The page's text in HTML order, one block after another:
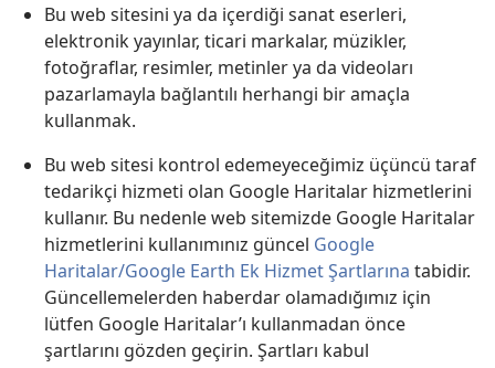
Bu web sitesini ya da içerdiği sanat eserleri,
elektronik yayınlar, ticari markalar, müzikler,
fotoğraflar, resimler, metinler ya da videoları
pazarlamayla bağlantılı herhangi bir amaçla
kullanmak.
Bu web sitesi kontrol edemeyeceğimiz üçüncü taraf
tedarikçi hizmeti olan Google Haritalar hizmetlerini
kullanır. Bu nedenle web sitemizde Google Haritalar
hizmetlerini kullanımınız güncel Google
Haritalar/Google Earth Ek Hizmet Şartlarına tabidir.
Güncellemelerden haberdar olamadığımız için
lütfen Google Haritalar’ı kullanmadan önce
şartlarını gözden geçirin. Şartları kabul